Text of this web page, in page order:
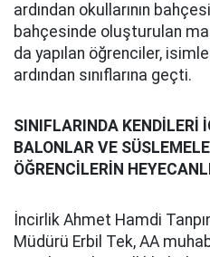
ardından okullarının
bahçesinde oluşturulan
da yapılan öğrenciler,
ardından sınıflarına geçti.
SINIFLARINDA KENDİLERİ
BALONLAR VE
ÖĞRENCİLERİN
İncirlik Ahmet Hamdi
Müdürü Erbil Tek, AA